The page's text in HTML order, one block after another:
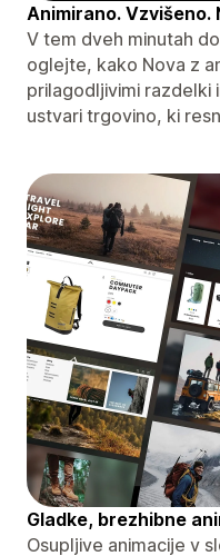
Animirano. Vzvišeno.
V tem dveh minutah
oglejte, kako Nova z
prilagodljivimi razdelki
ustvari trgovino, ki
Gladke, brezhibne
Osupljive animacije v